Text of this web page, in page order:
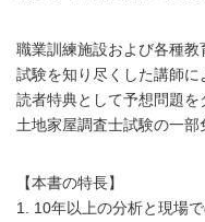
職業訓練施設および各種教
試験を知り尽くした講師に
読者特典として予想問題を
土地家屋調査士試験の一部
【本書の特長】
1. 10年以上の分析と現場